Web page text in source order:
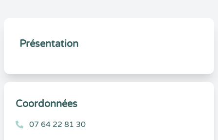
Présentation
Coordonnées
07 64 22 81 30